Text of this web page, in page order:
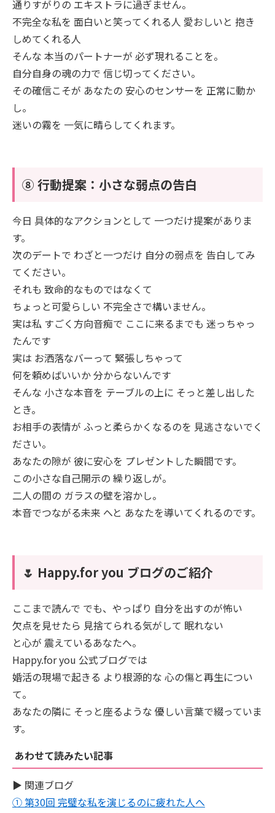
通りすがりの エキストラに過ぎません。
不完全な私を 面白いと笑ってくれる人 愛おしいと 抱き
しめてくれる人
そんな 本当のパートナーが 必ず現れることを。
自分自身の魂の力で 信じ切ってください。
その確信こそが あなたの 安心のセンサーを 正常に動か
し。
迷いの霧を 一気に晴らしてくれます。
⑧ 行動提案：小さな弱点の告白
今日 具体的なアクションとして 一つだけ提案がありま
す。
次のデートで わざと一つだけ 自分の弱点を 告白してみ
てください。
それも 致命的なものではなくて
ちょっと可愛らしい 不完全さで構いません。
実は私 すごく方向音痴で ここに来るまでも 迷っちゃっ
たんです
実は お洒落なバーって 緊張しちゃって
何を頼めばいいか 分からないんです
そんな 小さな本音を テーブルの上に そっと差し出した
とき。
お相手の表情が ふっと柔らかくなるのを 見逃さないでく
ださい。
あなたの隙が 彼に安心を プレゼントした瞬間です。
この小さな自己開示の 繰り返しが。
二人の間の ガラスの壁を溶かし。
本音でつながる未来 へと あなたを導いてくれるのです。
🌷 Happy.for you ブログのご紹介
ここまで読んで でも、やっぱり 自分を出すのが怖い
欠点を見せたら 見捨てられる気がして 眠れない
と心が 震えているあなたへ。
Happy.for you 公式ブログでは
婚活の現場で起きる より根源的な 心の傷と再生につい
て。
あなたの隣に そっと座るような 優しい言葉で綴っていま
す。
あわせて読みたい記事
▶ 関連ブログ
① 第30回 完璧な私を演じるのに疲れた人へ